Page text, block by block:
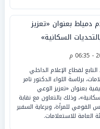
دمياط بعنوان «تعزيز
السكانية»
لقطاع الإعلام الداخلي
برئاسة اللواء الدكتور تامر
بعنوان «تعزيز الوعي
وذلك بالتعاون مع نقابة
القومي للمرأة، وبرعاية السفير
للاستعلامات.